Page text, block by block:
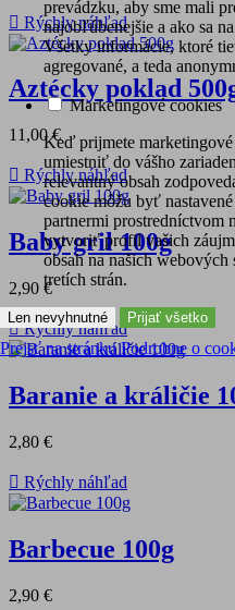
 Rýchly náhľad
Aztécky poklad
11,00 €
 Rýchly náhľad
Baby gril 100g
2,90 €
Rýchly náhľad
Baranie a králičie
2,80 €
 Rýchly náhľad
Barbecue 100g
2,90 €
prevádzku, aby sme mali
najobľúbenejšie a ako sa
Všetky informácie, ktoré
agregované, a teda
Marketingové cookies
Keď prijmete
umiestniť do vášho
relevantný obsah
cookie môžu byť
partnermi prostredníctvom
vytvoriť profil vašich
obsah na našich
tretích strán.
Len nevyhnutné Prijať všetko
Prejsť na stránku Podrobne o